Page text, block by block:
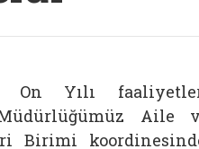
Yılı
Aile
Birimi